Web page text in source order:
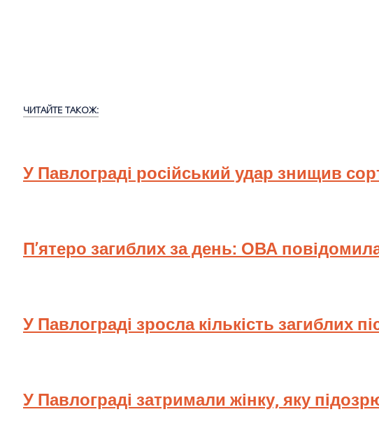
ЧИТАЙТЕ ТАКОЖ:
У Павлограді російський удар знищив
П’ятеро загиблих за день: ОВА
У Павлограді зросла кількість загиблих
У Павлограді затримали жінку, яку